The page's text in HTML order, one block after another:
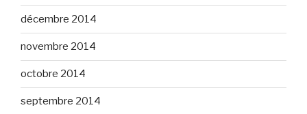
décembre 2014
novembre 2014
octobre 2014
septembre 2014